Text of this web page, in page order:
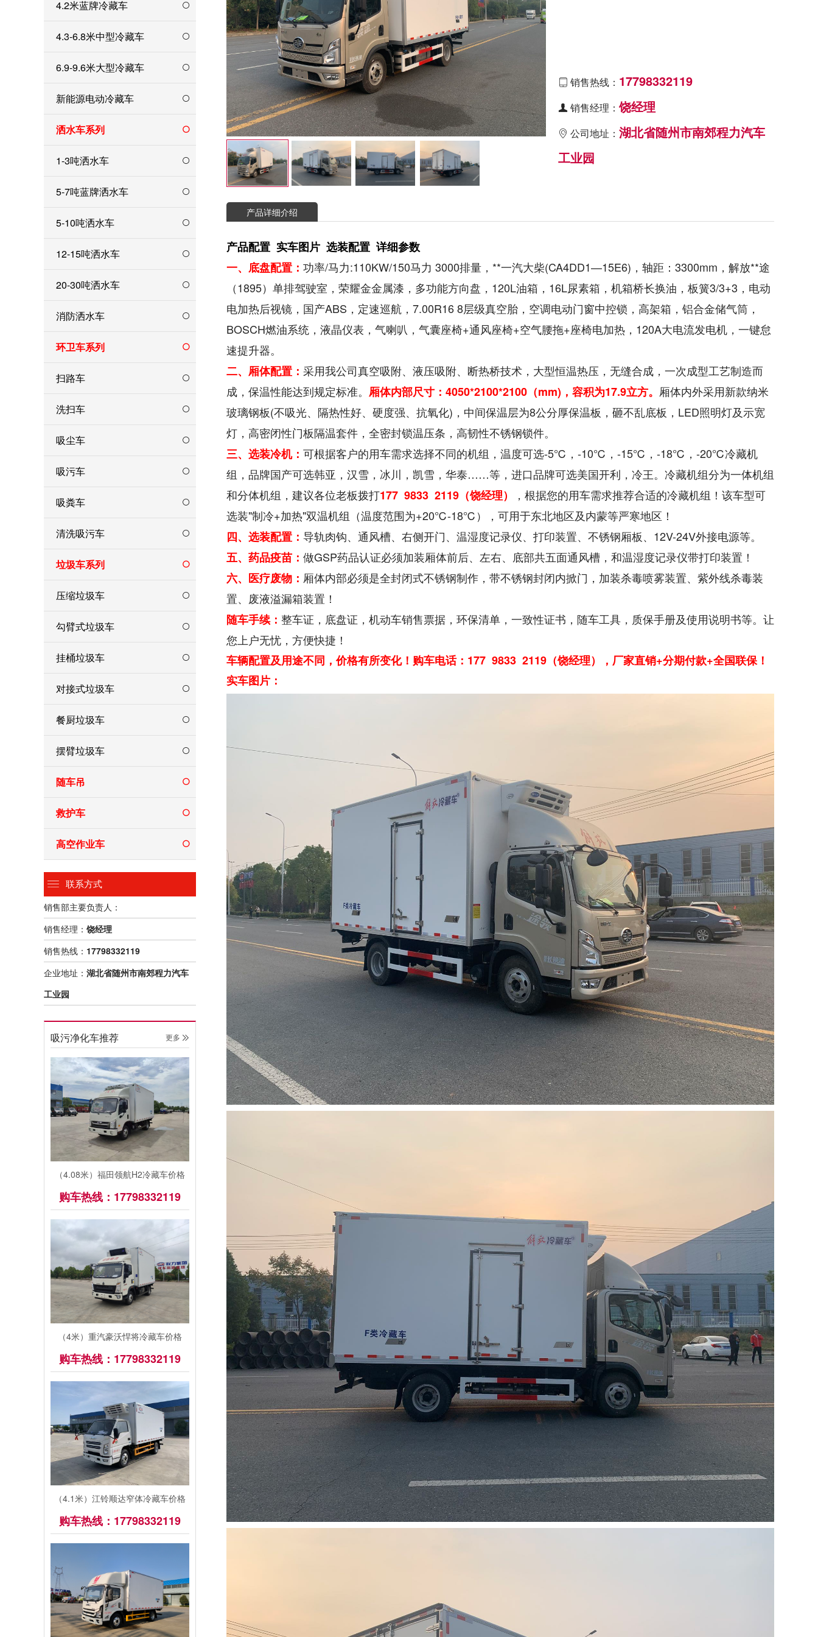
4.2米蓝牌冷藏车
4.3-6.8米中型冷藏车
6.9-9.6米大型冷藏车
新能源电动冷藏车
洒水车系列
1-3吨洒水车
5-7吨蓝牌洒水车
5-10吨洒水车
12-15吨洒水车
20-30吨洒水车
消防洒水车
环卫车系列
扫路车
洗扫车
吸尘车
吸污车
吸粪车
清洗吸污车
垃圾车系列
压缩垃圾车
勾臂式垃圾车
挂桶垃圾车
对接式垃圾车
餐厨垃圾车
摆臂垃圾车
随车吊
救护车
高空作业车
联系方式
销售部主要负责人：
销售经理： 饶经理
销售热线： 17798332119
企业地址： 湖北省随州市南郊程力汽车
工业园
吸污净化车推荐 更多 
（4.08米）福田领航H2冷藏车价格
购车热线：17798332119
（4米）重汽豪沃悍将冷藏车价格
购车热线：17798332119
（4.1米）江铃顺达窄体冷藏车价格
购车热线：17798332119
 销售热线： 17798332119
 销售经理： 饶经理
 公司地址： 湖北省随州市南郊程力汽车
工业园
产品详细介绍
产品配置 实车图片 选装配置 详细参数
一、底盘配置： 功率/马力:110KW/150马力 3000排量，**一汽大柴(CA4DD1—15E6)，轴距：3300mm，解放**途
（1895）单排驾驶室，荣耀金金属漆，多功能方向盘，120L油箱，16L尿素箱，机箱桥长换油，板簧3/3+3，电动
电加热后视镜，国产ABS，定速巡航，7.00R16 8层级真空胎，空调电动门窗中控锁，高架箱，铝合金储气筒，
BOSCH燃油系统，液晶仪表，气喇叭，气囊座椅+通风座椅+空气腰拖+座椅电加热，120A大电流发电机，一键怠
速提升器。
二、厢体配置： 采用我公司真空吸附、液压吸附、断热桥技术，大型恒温热压，无缝合成，一次成型工艺制造而
成，保温性能达到规定标准。 厢体内部尺寸：4050*2100*2100 （mm)，容积为17.9立方。 厢体内外采用新款纳米
玻璃钢板(不吸光、隔热性好、硬度强、抗氧化)，中间保温层为8公分厚保温板，砸不乱底板，LED照明灯及示宽
灯，高密闭性门板隔温套件，全密封锁温压条，高韧性不锈钢锁件。
三、选装冷机： 可根据客户的用车需求选择不同的机组，温度可选-5℃，-10℃，-15℃，-18℃，-20℃冷藏机
组，品牌国产可选韩亚，汉雪，冰川，凯雪，华泰……等，进口品牌可选美国开利，冷王。冷藏机组分为一体机组
和分体机组，建议各位老板拨打177 9833 2119（饶经理）
，根据您的用车需求推荐合适的冷藏机组！该车型可
选装"制冷+加热"双温机组（温度范围为+20℃-18℃），可用于东北地区及内蒙等严寒地区！
四、选装配置： 导轨肉钩、通风槽、右侧开门、温湿度记录仪、打印装置、不锈钢厢板、12V-24V外接电源等。
五、药品疫苗： 做GSP药品认证必须加装厢体前后、左右、底部共五面通风槽，和温湿度记录仪带打印装置！
六、医疗废物： 厢体内部必须是全封闭式不锈钢制作，带不锈钢封闭内掀门，加装杀毒喷雾装置、紫外线杀毒装
置、废液溢漏箱装置！
随车手续： 整车证，底盘证，机动车销售票据，环保清单，一致性证书，随车工具，质保手册及使用说明书等。让
您上户无忧，方便快捷！
车辆配置及用途不同，价格有所变化！购车电话：177 9833 2119（饶经理），厂家直销+分期付款+全国联保！
实车图片：